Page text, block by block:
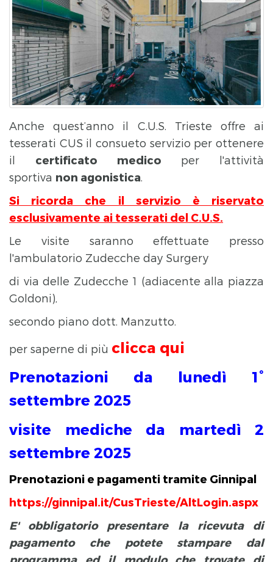
Anche quest’anno il C.U.S. Trieste offre ai
tesserati CUS il consueto servizio per ottenere
il certificato medico per l'attività
sportiva non agonistica.
Si ricorda che il servizio è riservato
esclusivamente ai tesserati del C.U.S.
Le visite saranno effettuate presso
l'ambulatorio Zudecche day Surgery
di via delle Zudecche 1 (adiacente alla piazza
Goldoni),
secondo piano dott. Manzutto.
per saperne di più clicca qui
Prenotazioni da lunedì 1°
settembre 2025
visite mediche da martedì 2
settembre 2025
Prenotazioni e pagamenti tramite Ginnipal
https://ginnipal.it/CusTrieste/AltLogin.aspx
E' obbligatorio presentare la ricevuta di
pagamento che potete stampare dal